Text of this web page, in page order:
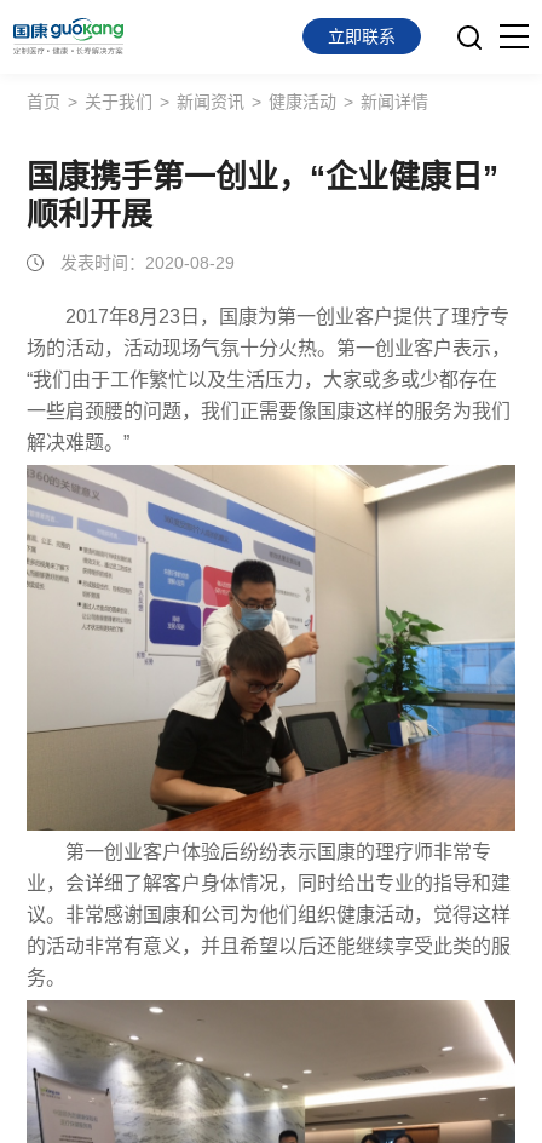
首页
面向会员
面向企业
关于我们
立即联系
首页 > 关于我们 > 新闻资讯 > 健康活动 > 新闻详情
国康携手第一创业，“企业健康日”
顺利开展
发表时间：2020-08-29
2017年8月23日，国康为第一创业客户提供了理疗专
场的活动，活动现场气氛十分火热。第一创业客户表示，
“我们由于工作繁忙以及生活压力，大家或多或少都存在
一些肩颈腰的问题，我们正需要像国康这样的服务为我们
解决难题。”
第一创业客户体验后纷纷表示国康的理疗师非常专
业，会详细了解客户身体情况，同时给出专业的指导和建
议。非常感谢国康和公司为他们组织健康活动，觉得这样
的活动非常有意义，并且希望以后还能继续享受此类的服
务。